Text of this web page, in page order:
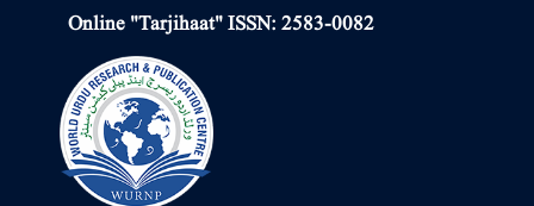
Online "Tarjihaat" ISSN: 2583-0082